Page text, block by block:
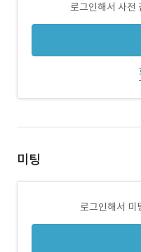
로그인해서 사전
미팅
로그인해서 미